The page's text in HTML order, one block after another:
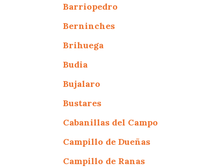
Barriopedro
Berninches
Brihuega
Budia
Bujalaro
Bustares
Cabanillas del Campo
Campillo de Dueñas
Campillo de Ranas